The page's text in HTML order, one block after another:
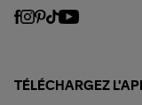
TÉLÉCHARGEZ